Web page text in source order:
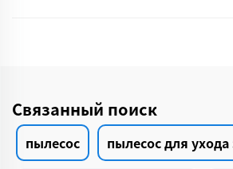
Связанный поиск
пылесос пылесос для